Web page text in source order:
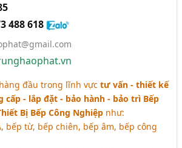
488 618
đầu trong lĩnh vựctư vấn - thiết kế
cấp - lắp đặt - bảo hành - bảo trì Bếp
Bị Bếp Công Nghiệp như:
bếp từ, bếp chiên, bếp âm, bếp công